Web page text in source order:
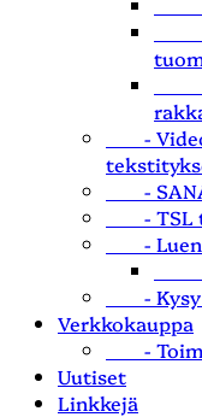
-
-
-
-
- TSL
-
-
- Kysy
Verkkokauppa
-
Uutiset
Linkkejä